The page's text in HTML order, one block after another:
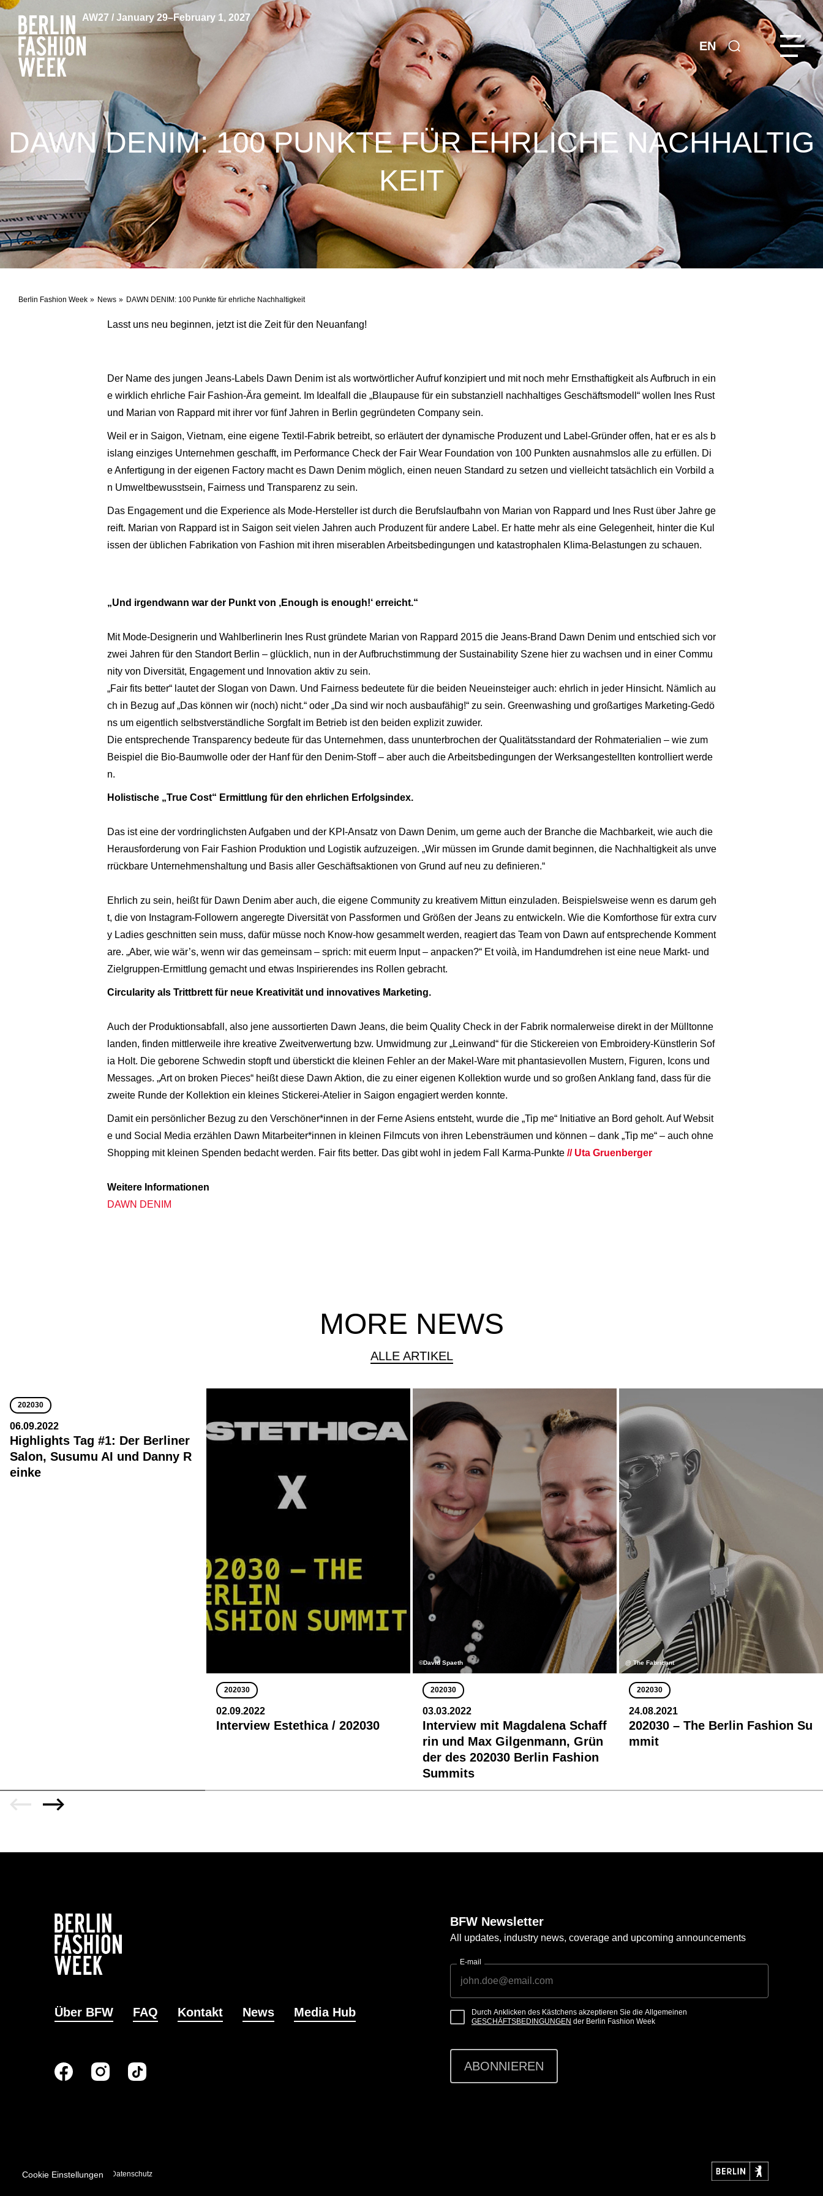
AW27 / January 29–February 1, 2027
EN
Berlin Fashion Week News DAWN DENIM: 100 Punkte für ehrliche Nachhaltigkeit
DAWN DENIM: 100 PUNKTE FÜR EHRLICHE NACHHALTIG
KEIT
Lasst uns neu beginnen, jetzt ist die Zeit für den Neuanfang!
Der Name des jungen Jeans-Labels Dawn Denim ist als wortwörtlicher Aufruf konzipiert und mit noch mehr Ernsthaftigkeit als Aufbruch in ein
e wirklich ehrliche Fair Fashion-Ära gemeint. Im Idealfall die „Blaupause für ein substanziell nachhaltiges Geschäftsmodell“ wollen Ines Rust
und Marian von Rappard mit ihrer vor fünf Jahren in Berlin gegründeten Company sein.
Weil er in Saigon, Vietnam, eine eigene Textil-Fabrik betreibt, so erläutert der dynamische Produzent und Label-Gründer offen, hat er es als b
islang einziges Unternehmen geschafft, im Performance Check der Fair Wear Foundation von 100 Punkten ausnahmslos alle zu erfüllen. Di
e Anfertigung in der eigenen Factory macht es Dawn Denim möglich, einen neuen Standard zu setzen und vielleicht tatsächlich ein Vorbild a
n Umweltbewusstsein, Fairness und Transparenz zu sein.
Das Engagement und die Experience als Mode-Hersteller ist durch die Berufslaufbahn von Marian von Rappard und Ines Rust über Jahre ge
reift. Marian von Rappard ist in Saigon seit vielen Jahren auch Produzent für andere Label. Er hatte mehr als eine Gelegenheit, hinter die Kul
issen der üblichen Fabrikation von Fashion mit ihren miserablen Arbeitsbedingungen und katastrophalen Klima-Belastungen zu schauen.
„Und irgendwann war der Punkt von ‚Enough is enough!‘ erreicht.“
Mit Mode-Designerin und Wahlberlinerin Ines Rust gründete Marian von Rappard 2015 die Jeans-Brand Dawn Denim und entschied sich vor
zwei Jahren für den Standort Berlin – glücklich, nun in der Aufbruchstimmung der Sustainability Szene hier zu wachsen und in einer Commu
nity von Diversität, Engagement und Innovation aktiv zu sein.
„Fair fits better“ lautet der Slogan von Dawn. Und Fairness bedeutete für die beiden Neueinsteiger auch: ehrlich in jeder Hinsicht. Nämlich au
ch in Bezug auf „Das können wir (noch) nicht.“ oder „Da sind wir noch ausbaufähig!“ zu sein. Greenwashing und großartiges Marketing-Gedö
ns um eigentlich selbstverständliche Sorgfalt im Betrieb ist den beiden explizit zuwider.
Die entsprechende Transparency bedeute für das Unternehmen, dass ununterbrochen der Qualitätsstandard der Rohmaterialien – wie zum
Beispiel die Bio-Baumwolle oder der Hanf für den Denim-Stoff – aber auch die Arbeitsbedingungen der Werksangestellten kontrolliert werde
n.
Holistische „True Cost“ Ermittlung für den ehrlichen Erfolgsindex.
Das ist eine der vordringlichsten Aufgaben und der KPI-Ansatz von Dawn Denim, um gerne auch der Branche die Machbarkeit, wie auch die
Herausforderung von Fair Fashion Produktion und Logistik aufzuzeigen. „Wir müssen im Grunde damit beginnen, die Nachhaltigkeit als unve
rrückbare Unternehmenshaltung und Basis aller Geschäftsaktionen von Grund auf neu zu definieren.“
Ehrlich zu sein, heißt für Dawn Denim aber auch, die eigene Community zu kreativem Mittun einzuladen. Beispielsweise wenn es darum geh
t, die von Instagram-Followern angeregte Diversität von Passformen und Größen der Jeans zu entwickeln. Wie die Komforthose für extra curv
y Ladies geschnitten sein muss, dafür müsse noch Know-how gesammelt werden, reagiert das Team von Dawn auf entsprechende Komment
are. „Aber, wie wär’s, wenn wir das gemeinsam – sprich: mit euerm Input – anpacken?“ Et voilà, im Handumdrehen ist eine neue Markt- und
Zielgruppen-Ermittlung gemacht und etwas Inspirierendes ins Rollen gebracht.
Circularity als Trittbrett für neue Kreativität und innovatives Marketing.
Auch der Produktionsabfall, also jene aussortierten Dawn Jeans, die beim Quality Check in der Fabrik normalerweise direkt in der Mülltonne
landen, finden mittlerweile ihre kreative Zweitverwertung bzw. Umwidmung zur „Leinwand“ für die Stickereien von Embroidery-Künstlerin Sof
ia Holt. Die geborene Schwedin stopft und überstickt die kleinen Fehler an der Makel-Ware mit phantasievollen Mustern, Figuren, Icons und
Messages. „Art on broken Pieces“ heißt diese Dawn Aktion, die zu einer eigenen Kollektion wurde und so großen Anklang fand, dass für die
zweite Runde der Kollektion ein kleines Stickerei-Atelier in Saigon engagiert werden konnte.
Damit ein persönlicher Bezug zu den Verschöner*innen in der Ferne Asiens entsteht, wurde die „Tip me“ Initiative an Bord geholt. Auf Websit
e und Social Media erzählen Dawn Mitarbeiter*innen in kleinen Filmcuts von ihren Lebensträumen und können – dank „Tip me“ – auch ohne
Shopping mit kleinen Spenden bedacht werden. Fair fits better. Das gibt wohl in jedem Fall Karma-Punkte // Uta Gruenberger
Weitere Informationen
DAWN DENIM
MORE NEWS
ALLE ARTIKEL
202030
06.09.2022
Highlights Tag #1: Der Berliner
Salon, Susumu AI und Danny R
einke
202030
02.09.2022
Interview Estethica / 202030
©David Spaeth
202030
03.03.2022
Interview mit Magdalena Schaff
rin und Max Gilgenmann, Grün
der des 202030 Berlin Fashion
Summits
@ The Fabricant
202030
24.08.2021
202030 – The Berlin Fashion Su
mmit
Über BFW FAQ Kontakt News Media Hub
BFW Newsletter
All updates, industry news, coverage and upcoming announcements
E-mail
Durch Anklicken des Kästchens akzeptieren Sie die Allgemeinen
GESCHÄFTSBEDINGUNGEN der Berlin Fashion Week
ABONNIEREN
Impressum Datenschutz
Cookie Einstellungen